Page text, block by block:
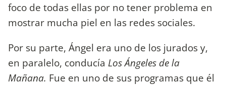
foco de todas ellas por no tener problema en
mostrar mucha piel en las redes sociales.
Por su parte, Ángel era uno de los jurados y,
en paralelo, conducía Los Ángeles de la
Mañana. Fue en uno de sus programas que él